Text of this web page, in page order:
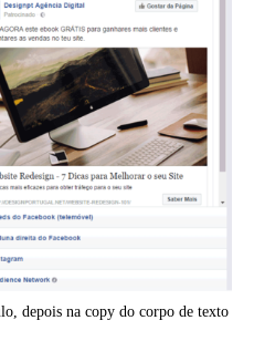
depois na copy do corpo de texto